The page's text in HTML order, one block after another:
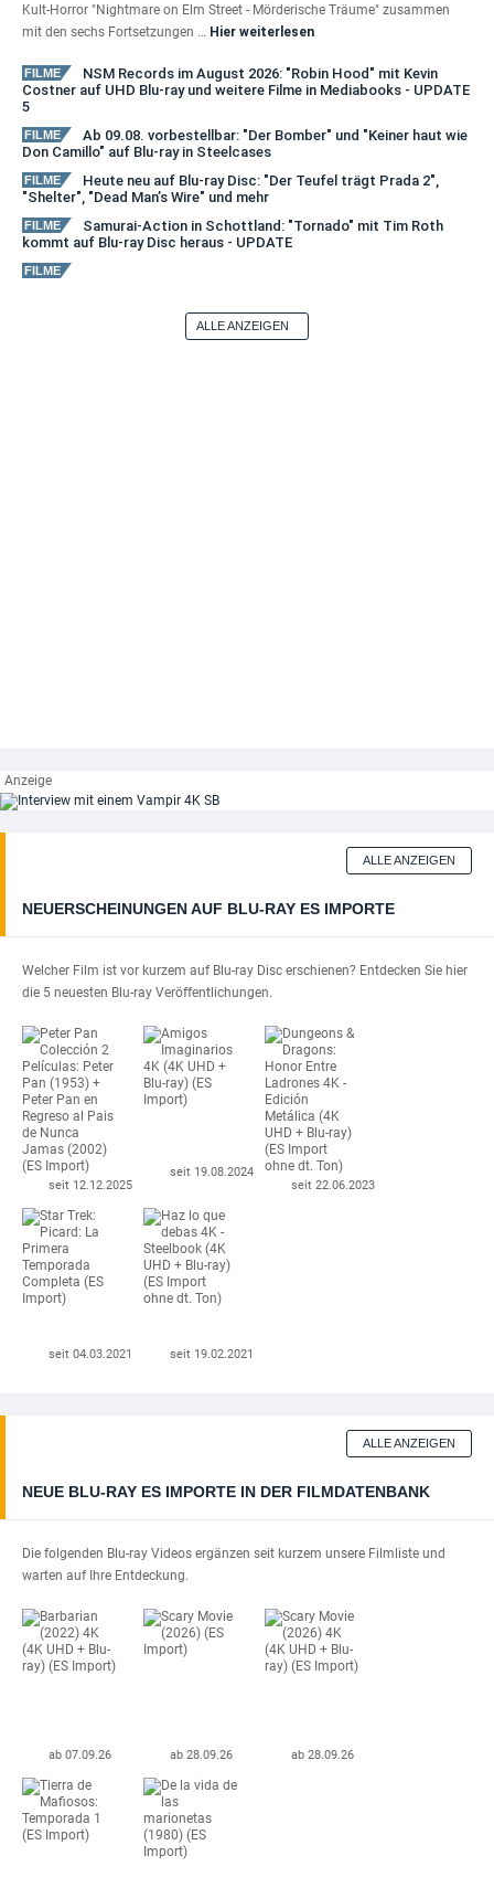
Kult-Horror "Nightmare on Elm Street - Mörderische Träume" zusammen
mit den sechs Fortsetzungen … Hier weiterlesen
FILME
NSM Records im August 2026: "Robin Hood" mit Kevin
Costner auf UHD Blu-ray und weitere Filme in Mediabooks - UPDATE
5
FILME
Ab 09.08. vorbestellbar: "Der Bomber" und "Keiner haut wie
Don Camillo" auf Blu-ray in Steelcases
FILME
Heute neu auf Blu-ray Disc: "Der Teufel trägt Prada 2",
"Shelter", "Dead Man’s Wire" und mehr
FILME
Samurai-Action in Schottland: "Tornado" mit Tim Roth
kommt auf Blu-ray Disc heraus - UPDATE
FILME
ALLE ANZEIGEN
NEUERSCHEINUNGEN AUF BLU-RAY ES IMPORTE
ALLE ANZEIGEN
Welcher Film ist vor kurzem auf Blu-ray Disc erschienen? Entdecken Sie hier
die 5 neuesten Blu-ray Veröffentlichungen.
seit 12.12.2025
seit 19.08.2024
seit 22.06.2023
seit 04.03.2021 seit 19.02.2021
NEUE BLU-RAY ES IMPORTE IN DER FILMDATENBANK
ALLE ANZEIGEN
Die folgenden Blu-ray Videos ergänzen seit kurzem unsere Filmliste und
warten auf Ihre Entdeckung.
ab 07.09.26 ab 28.09.26 ab 28.09.26